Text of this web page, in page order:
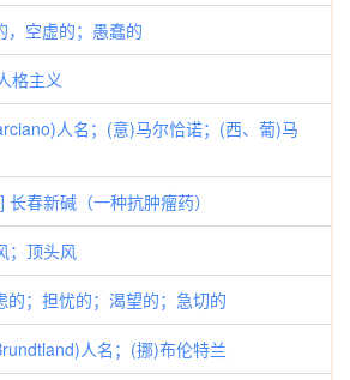
空虚的；愚蠢的
主义
人名；(意)马尔恰诺；(西、葡)马
新碱（一种抗肿瘤药）
顶头风
担忧的；渴望的；急切的
人名；(挪)布伦特兰